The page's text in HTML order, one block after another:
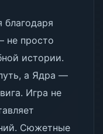
не просто
истории.
а Ядра —
Игра не
Сюжетные